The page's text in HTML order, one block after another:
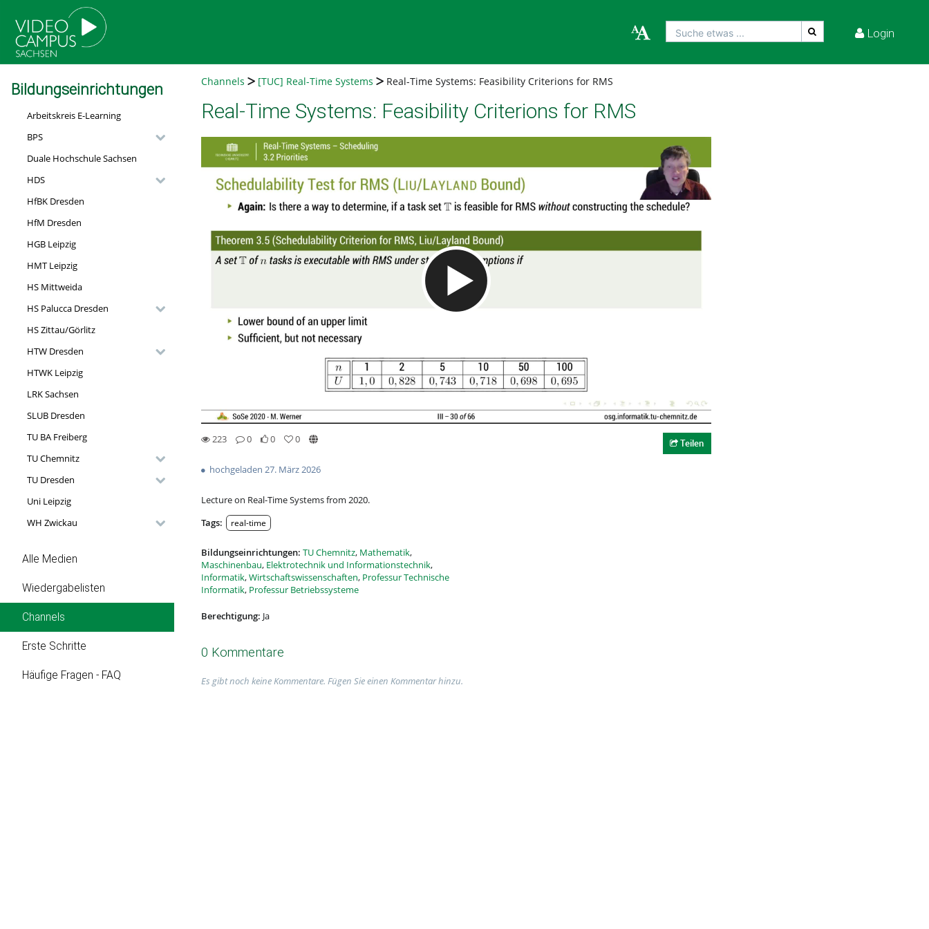
Suche etwas ... Login
Bildungseinrichtungen
Arbeitskreis E-Learning
BPS
Duale Hochschule Sachsen
HDS
HfBK Dresden
HfM Dresden
HGB Leipzig
HMT Leipzig
HS Mittweida
HS Palucca Dresden
HS Zittau/Görlitz
HTW Dresden
HTWK Leipzig
LRK Sachsen
SLUB Dresden
TU BA Freiberg
TU Chemnitz
TU Dresden
Uni Leipzig
WH Zwickau
Alle Medien
Wiedergabelisten
Channels
Erste Schritte
Häufige Fragen - FAQ
Channels [TUC] Real-Time Systems Real-Time Systems: Feasibility Criterions for RMS
Real-Time Systems: Feasibility Criterions for RMS
Video abspielen
223
0
0
0
Teilen
hochgeladen 27. März 2026
Lecture on Real-Time Systems from 2020.
Tags:
real-time
Bildungseinrichtungen: TU Chemnitz, Mathematik,
Maschinenbau, Elektrotechnik und Informationstechnik,
Informatik,Wirtschaftswissenschaften, Professur Technische
Informatik, Professur Betriebssysteme
Berechtigung: Ja
0 Kommentare
Es gibt noch keine Kommentare. Fügen Sie einen Kommentar hinzu.